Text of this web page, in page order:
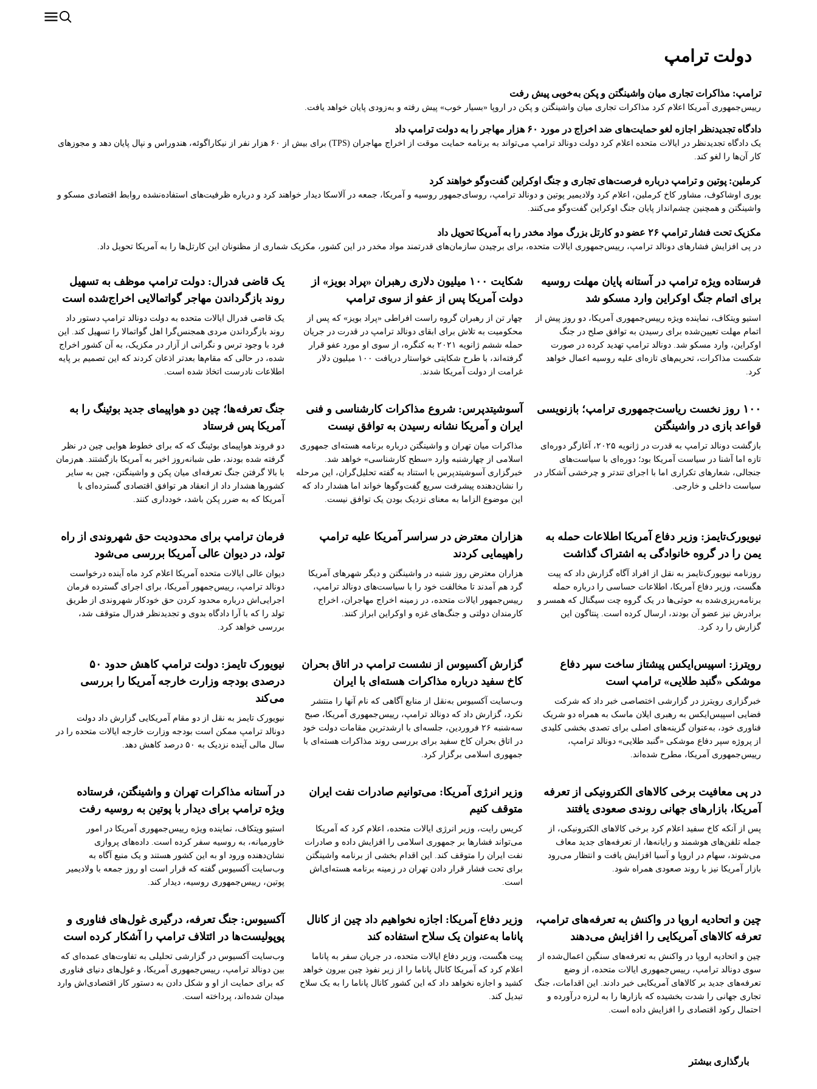
دولت ترامپ
ترامپ: مذاکرات تجاری میان واشینگتن و پکن به‌خوبی پیش رفت
رییس‌جمهوری آمریکا اعلام کرد مذاکرات تجاری میان واشینگتن و پکن در اروپا «بسیار خوب» پیش رفته و به‌زودی پایان خواهد یافت.
دادگاه تجدیدنظر اجازه لغو حمایت‌های ضد اخراج در مورد ۶۰ هزار مهاجر را به دولت ترامپ داد
یک دادگاه تجدیدنظر در ایالات متحده اعلام کرد دولت دونالد ترامپ می‌تواند به برنامه حمایت موقت از اخراج مهاجران (TPS) برای بیش از ۶۰ هزار نفر از نیکاراگوئه، هندوراس و نپال پایان دهد و مجوزهای
کار آن‌ها را لغو کند.
کرملین: پوتین و ترامپ درباره فرصت‌های تجاری و جنگ اوکراین گفت‌وگو خواهند کرد
یوری اوشاکوف، مشاور کاخ کرملین، اعلام کرد ولادیمیر پوتین و دونالد ترامپ، روسای‌جمهور روسیه و آمریکا، جمعه در آلاسکا دیدار خواهند کرد و درباره ظرفیت‌های استفاده‌نشده روابط اقتصادی مسکو و
واشینگتن و همچنین چشم‌انداز پایان جنگ اوکراین گفت‌وگو می‌کنند.
مکزیک تحت فشار ترامپ ۲۶ عضو دو کارتل بزرگ مواد مخدر را به آمریکا تحویل داد
در پی افزایش فشارهای دونالد ترامپ، رییس‌جمهوری ایالات متحده، برای برچیدن سازمان‌های قدرتمند مواد مخدر در این کشور، مکزیک شماری از مظنونان این کارتل‌ها را به آمریکا تحویل داد.
فرستاده ویژه ترامپ در آستانه پایان مهلت روسیه
برای اتمام جنگ اوکراین وارد مسکو شد
استیو ویتکاف، نماینده ویژه رییس‌جمهوری آمریکا، دو روز پیش از
اتمام مهلت تعیین‌شده برای رسیدن به توافق صلح در جنگ
اوکراین، وارد مسکو شد. دونالد ترامپ تهدید کرده در صورت
شکست مذاکرات، تحریم‌های تازه‌ای علیه روسیه اعمال خواهد
کرد.
شکایت ۱۰۰ میلیون دلاری رهبران «پراد بویز» از
دولت آمریکا پس از عفو از سوی ترامپ
چهار تن از رهبران گروه راست افراطی «پراد بویز» که پس از
محکومیت به تلاش برای ابقای دونالد ترامپ در قدرت در جریان
حمله ششم ژانویه ۲۰۲۱ به کنگره، از سوی او مورد عفو قرار
گرفته‌اند، با طرح شکایتی خواستار دریافت ۱۰۰ میلیون دلار
غرامت از دولت آمریکا شدند.
یک قاضی فدرال: دولت ترامپ موظف به تسهیل
روند بازگرداندن مهاجر گواتمالایی اخراج‌شده است
یک قاضی فدرال ایالات متحده به دولت دونالد ترامپ دستور داد
روند بازگرداندن مردی همجنس‌گرا اهل گواتمالا را تسهیل کند. این
فرد با وجود ترس و نگرانی از آزار در مکزیک، به آن کشور اخراج
شده، در حالی که مقام‌ها بعدتر اذعان کردند که این تصمیم بر پایه
اطلاعات نادرست اتخاذ شده است.
۱۰۰ روز نخست ریاست‌جمهوری ترامپ؛ بازنویسی
قواعد بازی در واشینگتن
بازگشت دونالد ترامپ به قدرت در ژانویه ۲۰۲۵، آغازگر دوره‌ای
تازه اما آشنا در سیاست آمریکا بود؛ دوره‌ای با سیاست‌های
جنجالی، شعارهای تکراری اما با اجرای تندتر و چرخشی آشکار در
سیاست داخلی و خارجی.
آسوشیتدپرس: شروع مذاکرات کارشناسی و فنی
ایران و آمریکا نشانه رسیدن به توافق نیست
مذاکرات میان تهران و واشینگتن درباره برنامه هسته‌ای جمهوری
اسلامی از چهارشنبه وارد «سطح کارشناسی» خواهد شد.
خبرگزاری آسوشیتدپرس با استناد به گفته تحلیل‌گران، این مرحله
را نشان‌دهنده پیشرفت سریع گفت‌وگوها خواند اما هشدار داد که
این موضوع الزاما به معنای نزدیک بودن یک توافق نیست.
جنگ تعرفه‌ها؛ چین دو هواپیمای جدید بوئینگ را به
آمریکا پس فرستاد
دو فروند هواپیمای بوئینگ که که برای خطوط هوایی چین در نظر
گرفته شده بودند، طی شبانه‌روز اخیر به آمریکا بازگشتند. هم‌زمان
با بالا گرفتن جنگ تعرفه‌ای میان پکن و واشینگتن، چین به سایر
کشورها هشدار داد از انعقاد هر توافق اقتصادی گسترده‌ای با
آمریکا که به ضرر پکن باشد، خودداری کنند.
نیویورک‌تایمز: وزیر دفاع آمریکا اطلاعات حمله به
یمن را در گروه خانوادگی به اشتراک گذاشت
روزنامه نیویورک‌تایمز به نقل از افراد آگاه گزارش داد که پیت
هگست، وزیر دفاع آمریکا، اطلاعات حساسی را درباره حمله
برنامه‌ریزی‌شده به حوثی‌ها در یک گروه چت سیگنال که همسر و
برادرش نیز عضو آن بودند، ارسال کرده است. پنتاگون این
گزارش را رد کرد.
هزاران معترض در سراسر آمریکا علیه ترامپ
راهپیمایی کردند
هزاران معترض روز شنبه در واشینگتن و دیگر شهرهای آمریکا
گرد هم آمدند تا مخالفت خود را با سیاست‌های دونالد ترامپ،
رییس‌جمهور ایالات متحده، در زمینه اخراج مهاجران، اخراج
کارمندان دولتی و جنگ‌های غزه و اوکراین ابراز کنند.
فرمان ترامپ برای محدودیت حق شهروندی از راه
تولد، در دیوان عالی آمریکا بررسی می‌شود
دیوان عالی ایالات متحده آمریکا اعلام کرد ماه آینده درخواست
دونالد ترامپ، رییس‌جمهور آمریکا، برای اجرای گسترده فرمان
اجرایی‌اش درباره محدود کردن حق خودکار شهروندی از طریق
تولد را که با آرا دادگاه بدوی و تجدیدنظر فدرال متوقف شد،
بررسی خواهد کرد.
رویترز: اسپیس‌ایکس پیشتاز ساخت سپر دفاع
موشکی «گنبد طلایی» ترامپ است
خبرگزاری رویترز در گزارشی اختصاصی خبر داد که شرکت
فضایی اسپیس‌ایکس به رهبری ایلان ماسک به همراه دو شریک
فناوری خود، به‌عنوان گزینه‌های اصلی برای تصدی بخشی کلیدی
از پروژه سپر دفاع موشکی «گنبد طلایی» دونالد ترامپ،
رییس‌جمهوری آمریکا، مطرح شده‌اند.
گزارش آکسیوس از نشست ترامپ در اتاق بحران
کاخ سفید درباره مذاکرات هسته‌ای با ایران
وب‌سایت آکسیوس به‌نقل از منابع آگاهی که نام آنها را منتشر
نکرد، گزارش داد که دونالد ترامپ، رییس‌جمهوری آمریکا، صبح
سه‌شنبه ۲۶ فروردین، جلسه‌ای با ارشدترین مقامات دولت خود
در اتاق بحران کاخ سفید برای بررسی روند مذاکرات هسته‌ای با
جمهوری اسلامی برگزار کرد.
نیویورک تایمز: دولت ترامپ کاهش حدود ۵۰
درصدی بودجه وزارت خارجه آمریکا را بررسی
می‌کند
‏نیویورک تایمز به نقل از دو مقام آمریکایی گزارش داد دولت
دونالد ترامپ ممکن است بودجه وزارت خارجه ایالات متحده را در
سال مالی آینده نزدیک به ۵۰ درصد کاهش دهد.
در پی معافیت برخی کالاهای الکترونیکی از تعرفه
آمریکا، بازارهای جهانی روندی صعودی یافتند
پس از آنکه کاخ سفید اعلام کرد برخی کالاهای الکترونیکی، از
جمله تلفن‌های هوشمند و رایانه‌ها، از تعرفه‌های جدید معاف
می‌شوند، سهام در اروپا و آسیا افزایش یافت و انتظار می‌رود
بازار آمریکا نیز با روند صعودی همراه شود.
وزیر انرژی آمریکا: می‌توانیم صادرات نفت ایران
متوقف کنیم
کریس رایت، وزیر انرژی ایالات متحده، اعلام کرد که آمریکا
می‌تواند فشارها بر جمهوری اسلامی را افزایش داده و صادرات
نفت ایران را متوقف کند. این اقدام بخشی از برنامه واشینگتن
برای تحت فشار قرار دادن تهران در زمینه برنامه هسته‌ای‌اش
است.
در آستانه مذاکرات تهران و واشینگتن، فرستاده
ویژه ترامپ برای دیدار با پوتین به روسیه رفت
استیو ویتکاف، نماینده ویژه رییس‌جمهوری آمریکا در امور
خاورمیانه، به روسیه سفر کرده است. داده‌های پروازی
نشان‌دهنده ورود او به این کشور هستند و یک منبع آگاه به
وب‌سایت آکسیوس گفته که قرار است او روز جمعه با ولادیمیر
پوتین، رییس‌جمهوری روسیه، دیدار کند.
چین و اتحادیه اروپا در واکنش به تعرفه‌های ترامپ،
تعرفه کالاهای آمریکایی را افزایش می‌دهند
چین و اتحادیه اروپا در واکنش به تعرفه‌های سنگین اعمال‌شده از
سوی دونالد ترامپ، رییس‌جمهوری ایالات متحده، از وضع
تعرفه‌های جدید بر کالاهای آمریکایی خبر دادند. این اقدامات، جنگ
تجاری جهانی را شدت بخشیده که بازارها را به لرزه درآورده و
احتمال رکود اقتصادی را افزایش داده است.
وزیر دفاع آمریکا: اجازه نخواهیم داد چین از کانال
پاناما به‌عنوان یک سلاح استفاده کند
پیت هگست، وزیر دفاع ایالات متحده، در جریان سفر به پاناما
اعلام کرد که آمریکا کانال پاناما را از زیر نفوذ چین بیرون خواهد
کشید و اجازه نخواهد داد که این کشور کانال پاناما را به یک سلاح
تبدیل کند.
آکسیوس: جنگ تعرفه، درگیری‌ غول‌های فناوری و
پوپولیست‌ها در ائتلاف ترامپ را آشکار کرده است
وب‌سایت آکسیوس در گزارشی تحلیلی به تفاوت‌های عمده‌ای که
بین دونالد ترامپ، رییس‌جمهوری آمریکا، و غول‌های دنیای فناوری
که برای حمایت از او و شکل دادن به دستور کار اقتصادی‌اش وارد
میدان شده‌اند، پرداخته است.
بارگذاری بیشتر